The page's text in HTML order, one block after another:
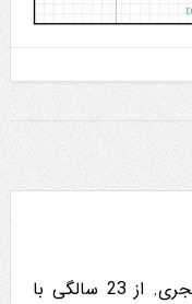
من حامد هستم، متولد ده ی 60 هجری. از 23 سالگی با